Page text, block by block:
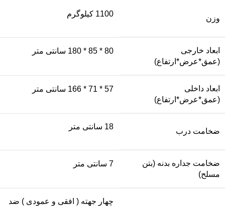
وزن
1100 کیلوگرم
ابعاد خارجی
(عمق*عرض*ارتفاع)
80 * 85 * 180 سانتی متر
ابعاد داخلی
(عمق*عرض*ارتفاع)
57 * 71 * 166 سانتی متر
ضخامت درب
18 سانتی متر
ضخامت جداره بدنه (بتن
مسلح)
7 سانتی متر
چهار جهته ( افقی و عمودی ) ضد